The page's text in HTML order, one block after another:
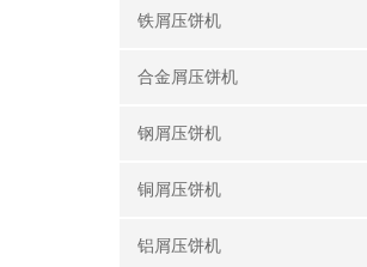
铁屑压饼机
合金屑压饼机
钢屑压饼机
铜屑压饼机
铝屑压饼机